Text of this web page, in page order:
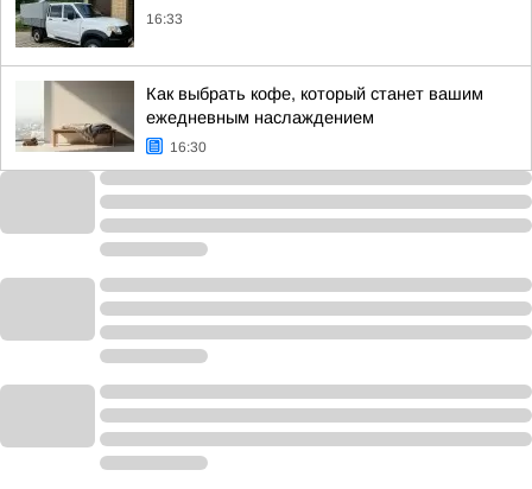
16:33
Как выбрать кофе, который станет вашим
ежедневным наслаждением
16:30